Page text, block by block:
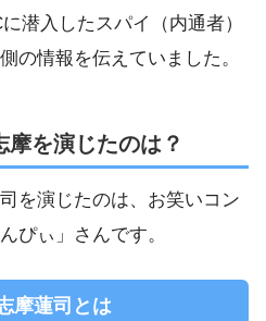
潜入したスパイ（内通者）
の情報を伝えていました。
摩を演じたのは？
を演じたのは、お笑いコン
ぴぃ」さんです。
摩蓮司とは